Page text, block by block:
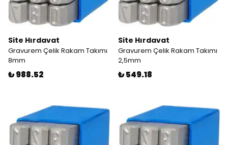
Site Hırdavat
Gravurem Çelik Rakam Takımı
8mm
₺ 988.52
Site Hırdavat
Gravurem Çelik Rakam Takımı
2,5mm
₺ 549.18